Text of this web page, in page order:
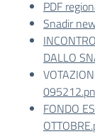
PDF
Snadir
DALLO
FONDO